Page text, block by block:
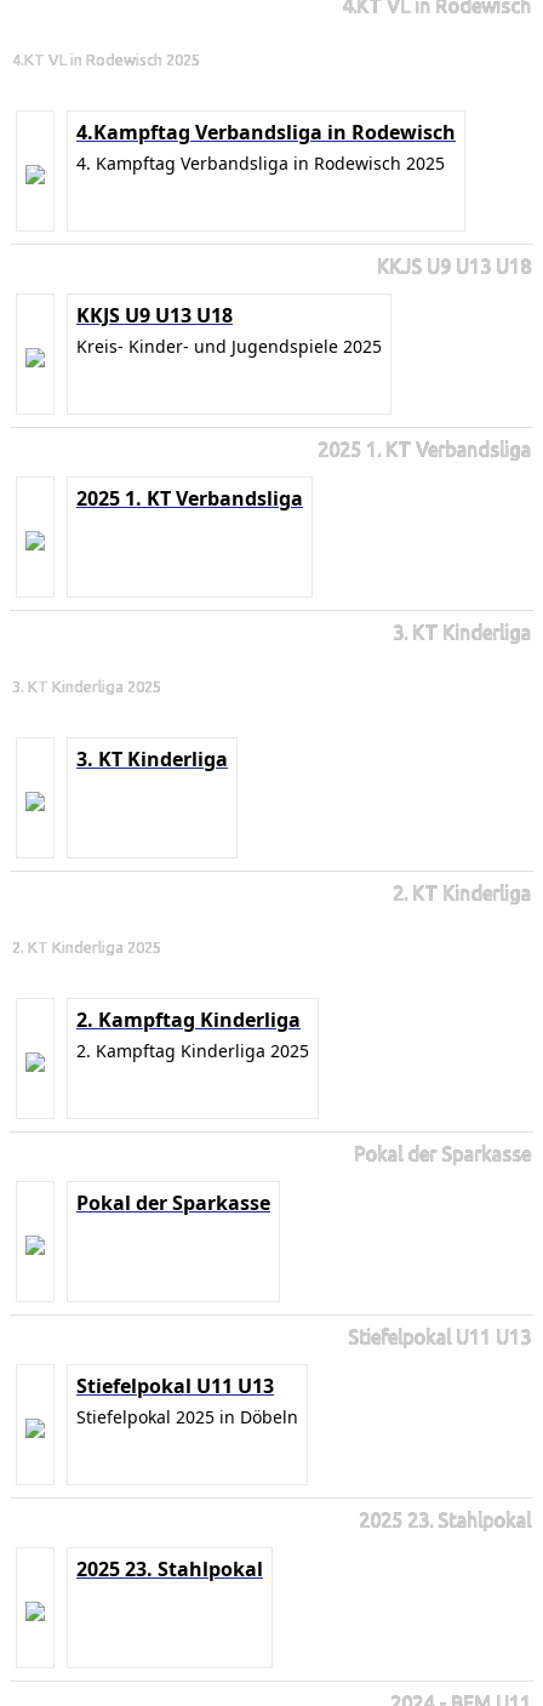
4.KT VL in Rodewisch
4.KT VL in Rodewisch 2025
4.Kampftag Verbandsliga in Rodewisch
4. Kampftag Verbandsliga in Rodewisch 2025
KKJS U9 U13 U18
KKJS U9 U13 U18
Kreis- Kinder- und Jugendspiele 2025
2025 1. KT Verbandsliga
2025 1. KT Verbandsliga
3. KT Kinderliga
3. KT Kinderliga 2025
3. KT Kinderliga
2. KT Kinderliga
2. KT Kinderliga 2025
2. Kampftag Kinderliga
2. Kampftag Kinderliga 2025
Pokal der Sparkasse
Pokal der Sparkasse
Stiefelpokal U11 U13
Stiefelpokal U11 U13
Stiefelpokal 2025 in Döbeln
2025 23. Stahlpokal
2025 23. Stahlpokal